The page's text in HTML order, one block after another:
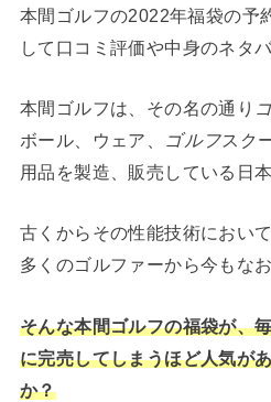
本間ゴルフの2022年福袋の予
して口コミ評価や中身のネタ
本間ゴルフは、その名の通り
ボール、ウェア、
ゴルフスク
用品を製造、販売している日
古くからその性能技術におい
多くのゴルファーから今もな
そんな本間ゴルフの福袋が、
に完売してしまうほど人気が
か？